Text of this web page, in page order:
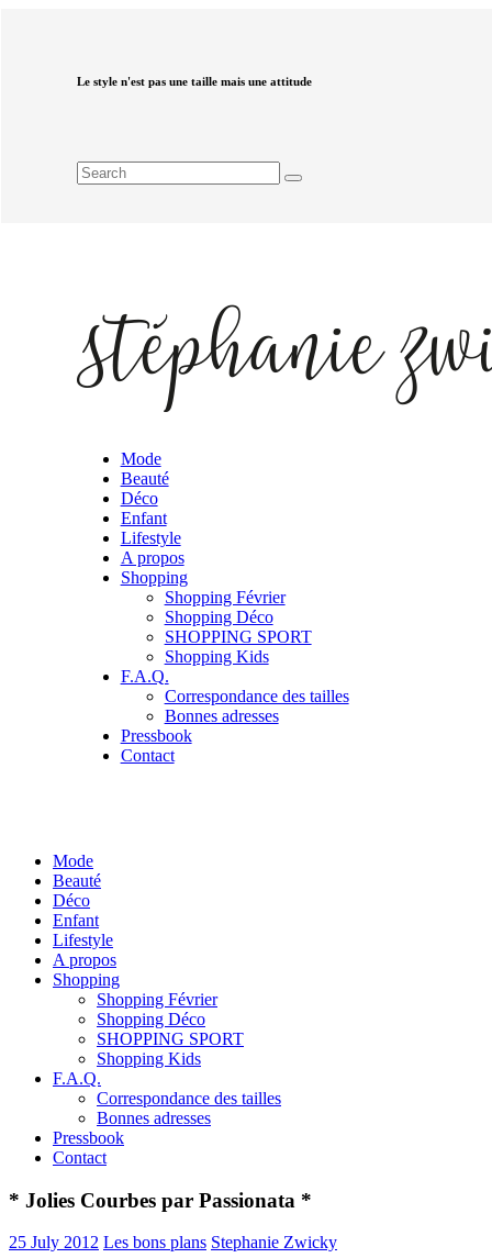
Le style n'est pas une taille mais une attitude
Mode
Beauté
Déco
Enfant
Lifestyle
A propos
Shopping
Shopping Février
Shopping Déco
SHOPPING SPORT
Shopping Kids
F.A.Q.
Correspondance des tailles
Bonnes adresses
Pressbook
Contact
Mode
Beauté
Déco
Enfant
Lifestyle
A propos
Shopping
Shopping Février
Shopping Déco
SHOPPING SPORT
Shopping Kids
F.A.Q.
Correspondance des tailles
Bonnes adresses
Pressbook
Contact
* Jolies Courbes par Passionata *
25 July 2012 Les bons plans Stephanie Zwicky